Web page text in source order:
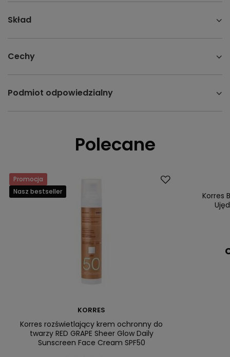
Skład
Cechy
Podmiot odpowiedzialny
Polecane
Promocja
Nasz bestseller
KORRES
Korres rozświetlający krem ochronny do
twarzy RED GRAPE Sheer Glow Daily
Sunscreen Face Cream SPF50
NaszKorres